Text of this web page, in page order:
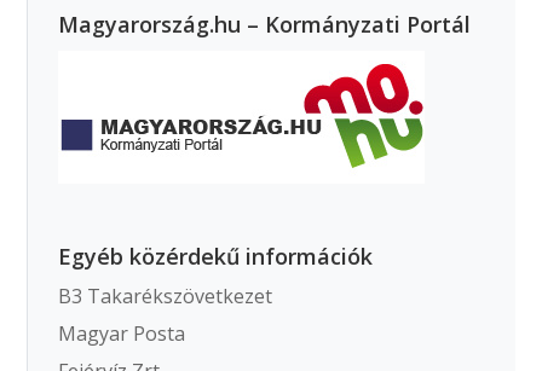
Magyarország.hu – Kormányzati Portál
Egyéb közérdekű információk
B3 Takarékszövetkezet
Magyar Posta